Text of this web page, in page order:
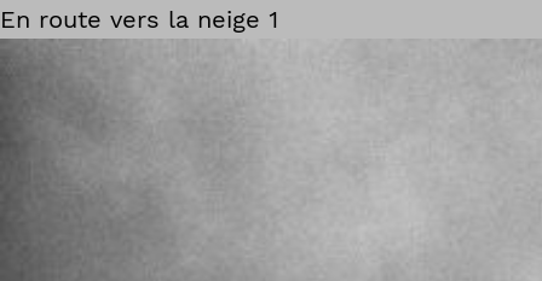
En route vers la neige 1